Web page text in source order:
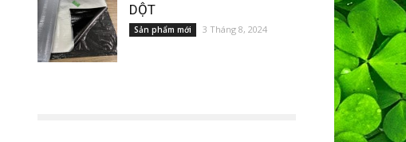
DỘT
Sản phẩm mới 3 Tháng 8, 2024